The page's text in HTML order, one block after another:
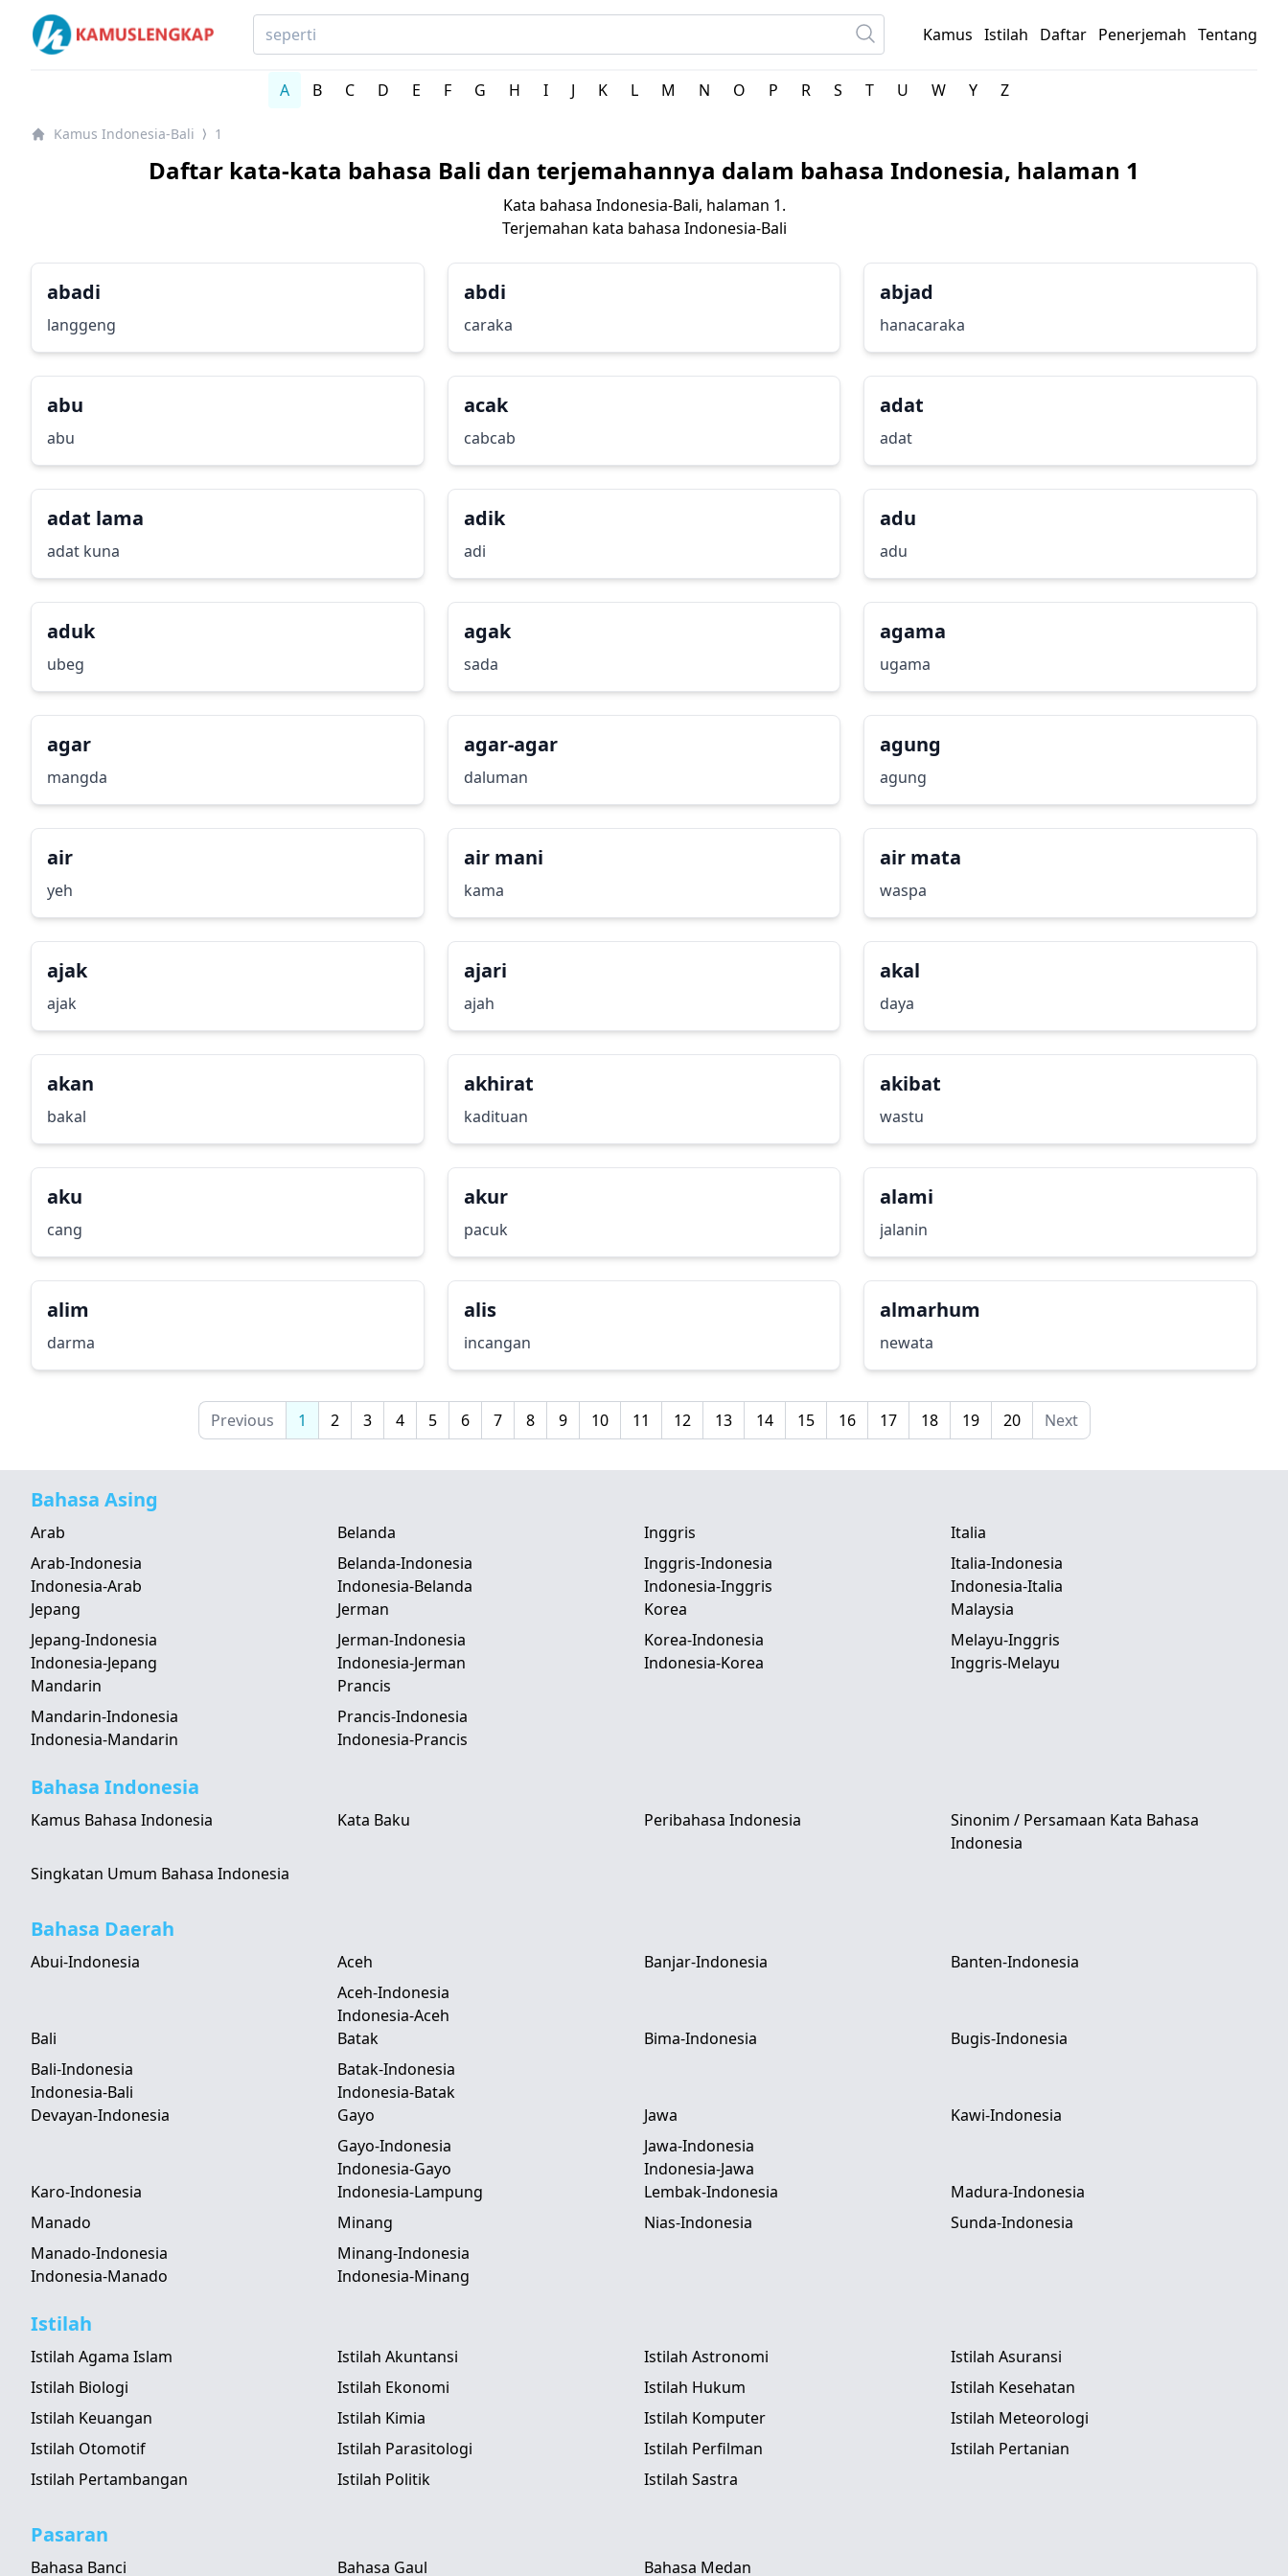
Kamus Lengkap Indonesia-Bali - Kamus Bahasa Daerah Indonesia
Kamus Istilah Daftar Penerjemah Tentang
A B C D E F G H I J K L M N O P R S T U W Y Z
Kamus Indonesia-Bali ⟩ 1
Daftar kata-kata bahasa Bali dan terjemahannya dalam bahasa Indonesia, halaman 1
Kata bahasa Indonesia-Bali, halaman 1.
Terjemahan kata bahasa Indonesia-Bali
abadi
langgeng
abdi
caraka
abjad
hanacaraka
abu
abu
acak
cabcab
adat
adat
adat lama
adat kuna
adik
adi
adu
adu
aduk
ubeg
agak
sada
agama
ugama
agar
mangda
agar-agar
daluman
agung
agung
air
yeh
air mani
kama
air mata
waspa
ajak
ajak
ajari
ajah
akal
daya
akan
bakal
akhirat
kadituan
akibat
wastu
aku
cang
akur
pacuk
alami
jalanin
alim
darma
alis
incangan
almarhum
newata
Previous 1 2 3 4 5 6 7 8 9 10 11 12 13 14 15 16 17 18 19 20 Next
Bahasa Asing
Arab
Arab-Indonesia
Indonesia-Arab
Belanda
Belanda-Indonesia
Indonesia-Belanda
Inggris
Inggris-Indonesia
Indonesia-Inggris
Italia
Italia-Indonesia
Indonesia-Italia
Jepang
Jepang-Indonesia
Indonesia-Jepang
Jerman
Jerman-Indonesia
Indonesia-Jerman
Korea
Korea-Indonesia
Indonesia-Korea
Malaysia
Melayu-Inggris
Inggris-Melayu
Mandarin
Mandarin-Indonesia
Indonesia-Mandarin
Prancis
Prancis-Indonesia
Indonesia-Prancis
Bahasa Indonesia
Kamus Bahasa Indonesia Kata Baku Peribahasa Indonesia
Sinonim / Persamaan Kata Bahasa
Indonesia
Singkatan Umum Bahasa Indonesia
Bahasa Daerah
Abui-Indonesia
Aceh
Aceh-Indonesia
Indonesia-Aceh
Banjar-Indonesia Banten-Indonesia
Bali
Bali-Indonesia
Indonesia-Bali
Batak
Batak-Indonesia
Indonesia-Batak
Bima-Indonesia Bugis-Indonesia
Devayan-Indonesia
Gayo
Gayo-Indonesia
Indonesia-Gayo
Jawa
Jawa-Indonesia
Indonesia-Jawa
Kawi-Indonesia
Karo-Indonesia Indonesia-Lampung Lembak-Indonesia
Madura-Indonesia
Manado
Manado-Indonesia
Indonesia-Manado
Minang
Minang-Indonesia
Indonesia-Minang
Nias-Indonesia Sunda-Indonesia
Istilah
Istilah Agama Islam Istilah Akuntansi Istilah Astronomi
Istilah Asuransi
Istilah Biologi
Istilah Ekonomi Istilah Hukum
Istilah Kesehatan
Istilah Keuangan
Istilah Kimia Istilah Komputer
Istilah Meteorologi
Istilah Otomotif
Istilah Parasitologi Istilah Perfilman
Istilah Pertanian
Istilah Pertambangan
Istilah Politik Istilah Sastra
Pasaran
Bahasa Banci Bahasa Gaul Bahasa Medan